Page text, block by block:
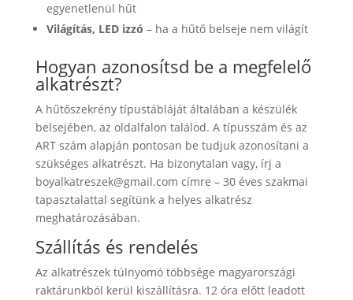
egyenetlenül hűt
Világítás, LED izzó – ha a hűtő belseje nem világít
Hogyan azonosítsd be a megfelelő
alkatrészt?
A hűtőszekrény típustábláját általában a készülék
belsejében, az oldalfalon találod. A típusszám és az
ART szám alapján pontosan be tudjuk azonosítani a
szükséges alkatrészt. Ha bizonytalan vagy, írj a
boyalkatreszek@gmail.com címre – 30 éves szakmai
tapasztalattal segítünk a helyes alkatrész
meghatározásában.
Szállítás és rendelés
Az alkatrészek túlnyomó többsége magyarországi
raktárunkból kerül kiszállításra. 12 óra előtt leadott